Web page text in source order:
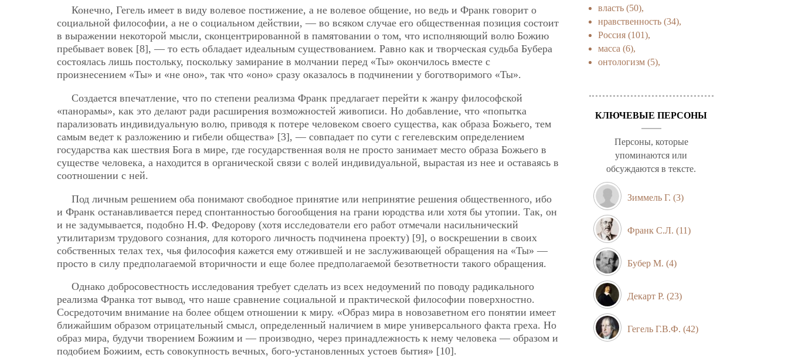
Конечно, Гегель имеет в виду волевое постижение, а не волевое общение, но ведь и Франк говорит о
социальной философии, а не о социальном действии, — во всяком случае его общественная позиция состоит
в выражении некоторой мысли, сконцентрированной в памятовании о том, что исполняющий волю Божию
пребывает вовек [8], — то есть обладает идеальным существованием. Равно как и творческая судьба Бубера
состоялась лишь постольку, поскольку замирание в молчании перед «Ты» окончилось вместе с
произнесением «Ты» и «не оно», так что «оно» сразу оказалось в подчинении у боготворимого «Ты».
Создается впечатление, что по степени реализма Франк предлагает перейти к жанру философской
«панорамы», как это делают ради расширения возможностей живописи. Но добавление, что «попытка
парализовать индивидуальную волю, приводя к потере человеком своего существа, как образа Божьего, тем
самым ведет к разложению и гибели общества» [3], — совпадает по сути с гегелевским определением
государства как шествия Бога в мире, где государственная воля не просто занимает место образа Божьего в
существе человека, а находится в органической связи с волей индивидуальной, вырастая из нее и оставаясь в
соотношении с ней.
Под личным решением оба понимают свободное принятие или непринятие решения общественного, ибо
и Франк останавливается перед спонтанностью богообщения на грани юродства или хотя бы утопии. Так, он
и не задумывается, подобно Н.Ф. Федорову (хотя исследователи его работ отмечали насильнический
утилитаризм трудового сознания, для которого личность подчинена проекту) [9], о воскрешении в своих
собственных телах тех, чья философия кажется ему отжившей и не заслуживающей обращения на «Ты» —
просто в силу предполагаемой вторичности и еще более предполагаемой безответности такого обращения.
Однако добросовестность исследования требует сделать из всех недоумений по поводу радикального
реализма Франка тот вывод, что наше сравнение социальной и практической философии поверхностно.
Сосредоточим внимание на более общем отношении к миру. «Образ мира в новозаветном его понятии имеет
ближайшим образом отрицательный смысл, определенный наличием в мире универсального факта греха. Но
образ мира, будучи творением Божиим и — производно, через принадлежность к нему человека — образом и
подобием Божиим, есть совокупность вечных, бого-установленных устоев бытия» [10].
власть (50),
нравственность (34),
Россия (101),
масса (6),
онтологизм (5),
КЛЮЧЕВЫЕ ПЕРСОНЫ
Персоны, которые
упоминаются или
обсуждаются в тексте.
Зиммель Г. (3)
Франк С.Л. (11)
Бубер М. (4)
Декарт Р. (23)
Гегель Г.В.Ф. (42)